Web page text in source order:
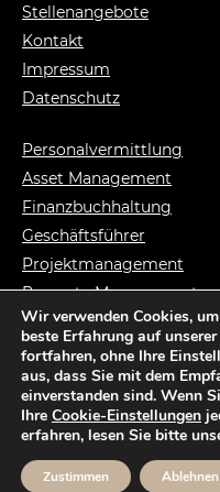
Stellenangebote
Kontakt
Impressum
Datenschutz
Personalvermittlung
Asset Management
Finanzbuchhaltung
Geschäftsführer
Projektmanagement
Property Management
Syndikusanwalt
Vermietungsmanag.
© Copyright ARTES
Website: mad.Design GmbH |
Wir verwenden Cookies,
beste Erfahrung auf
fortfahren, ohne Ihre
aus, dass Sie mit dem
einverstanden sind. Wenn
Ihre Cookie-Einstellungen
erfahren, lesen Sie bitte
Zustimmen Ablehnen